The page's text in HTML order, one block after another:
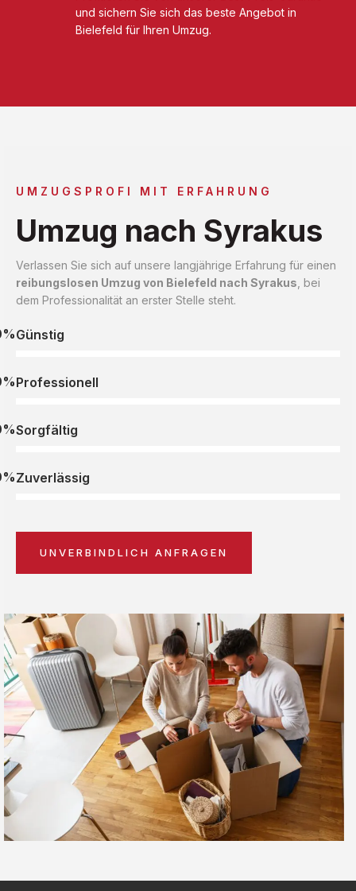
und sichern Sie sich das beste Angebot in
Bielefeld für Ihren Umzug.
UMZUGSPROFI MIT ERFAHRUNG
Umzug nach Syrakus
Verlassen Sie sich auf unsere langjährige Erfahrung für einen
reibungslosen Umzug von Bielefeld nach Syrakus , bei
dem Professionalität an erster Stelle steht.
Günstig
Professionell
Sorgfältig
Zuverlässig
UNVERBINDLICH ANFRAGEN